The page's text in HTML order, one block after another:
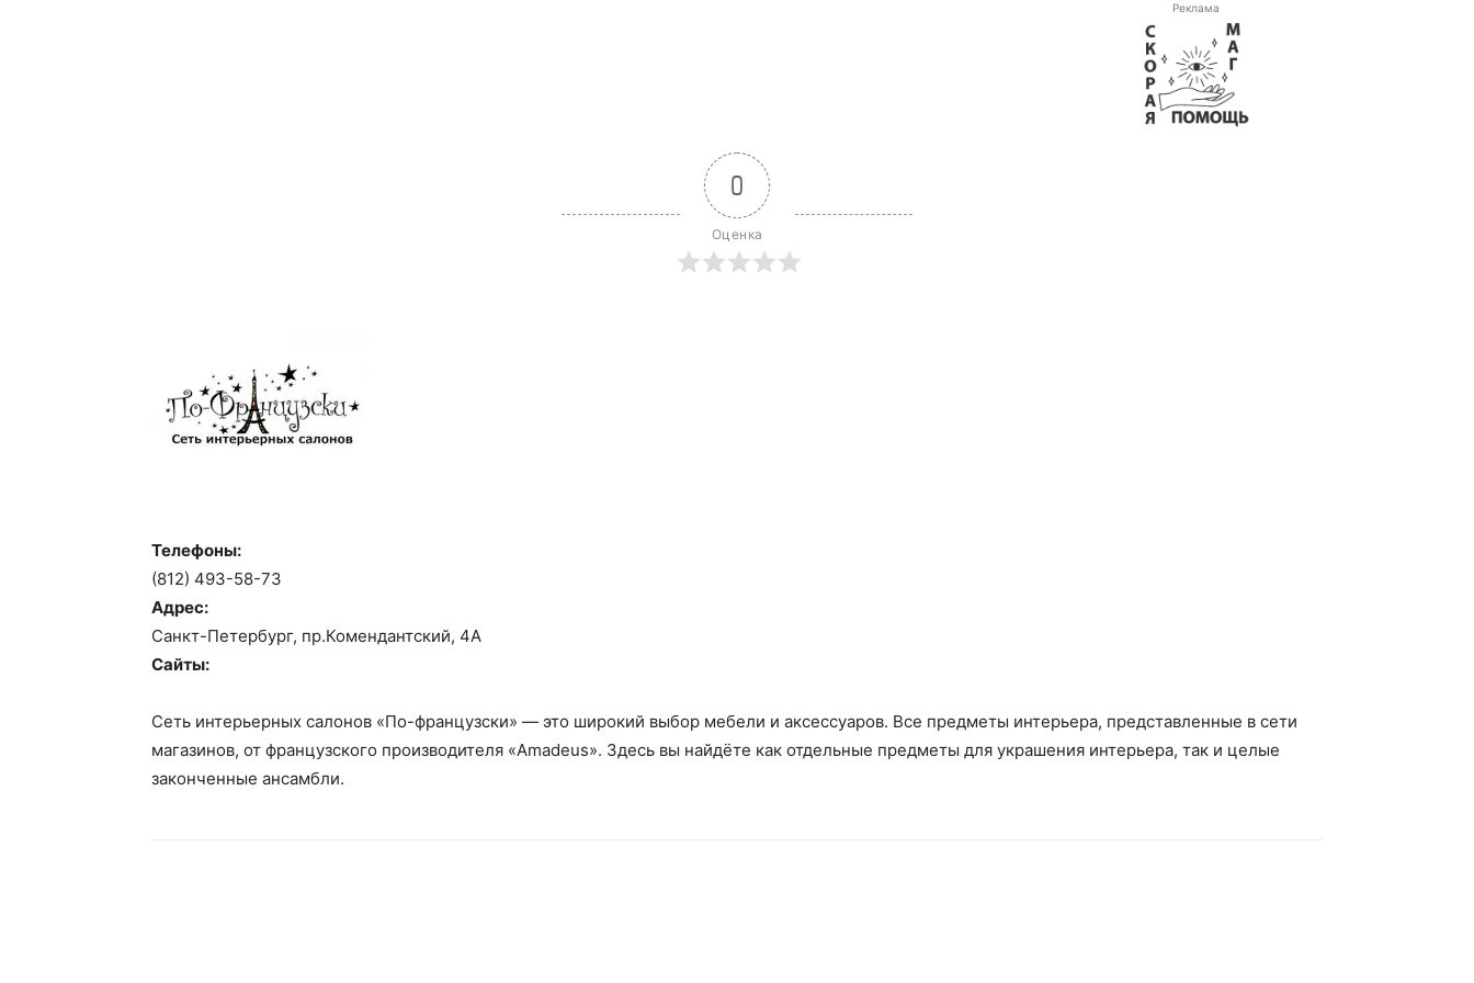
Реклама
0
Оценка
Телефоны:
(812) 493-58-73
Адрес:
Санкт-Петербург, пр.Комендантский, 4А
Сайты:
Сеть интерьерных салонов «По-французски» — это широкий выбор мебели и аксессуаров. Все предметы интерьера, представленные в сети
магазинов, от французского производителя «Amadeus». Здесь вы найдёте как отдельные предметы для украшения интерьера, так и целые
законченные ансамбли.